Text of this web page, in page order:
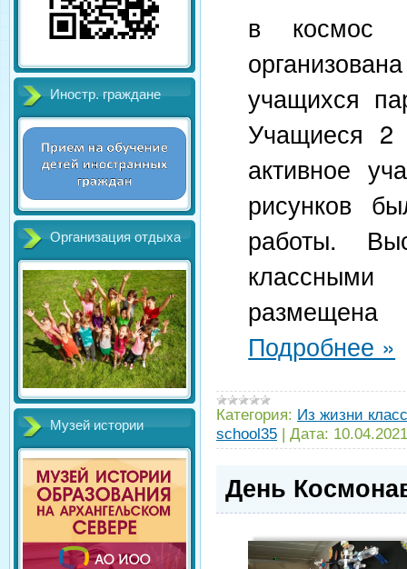
Иностр. граждане
Организация отдыха
Музей истории
в космос
учащихся
Учащиеся 2
активное
рисунков
работы.
классными
Подробнее »
Категория: Из жизни
school35 | Дата: 10.04.2021
День